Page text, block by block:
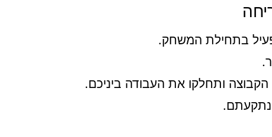
בתחילת המשחק.
ותחלקו את העבודה ביניכם.